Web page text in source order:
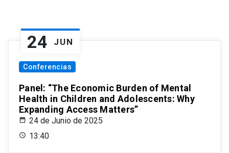
24 JUN
Conferencias
Panel: “The Economic Burden of Mental
Health in Children and Adolescents: Why
Expanding Access Matters”
24 de Junio de 2025
13:40